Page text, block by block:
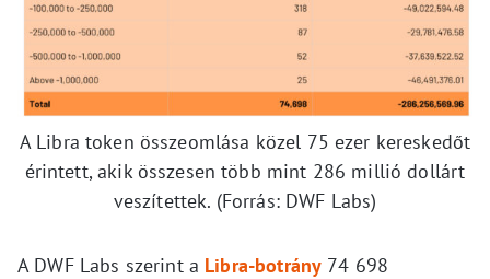
A Libra token összeomlása közel 75 ezer kereskedőt
érintett, akik összesen több mint 286 millió dollárt
veszítettek. (Forrás: DWF Labs)
A DWF Labs szerint a Libra-botrány 74 698